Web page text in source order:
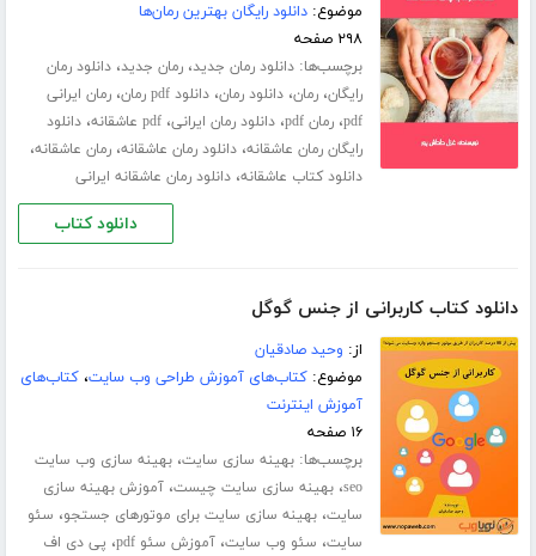
موضوع:دانلود رایگان بهترین رمان‌ها
۲۹۸ صفحه
برچسب‌ها:دانلود رمان جدید،رمان جدید،دانلود رمان
رایگان،رمان،دانلود رمان،دانلود pdf رمان ،رمان ایرانی
pdf،رمان pdf ،دانلود رمان ایرانی،pdf عاشقانه ،دانلود
رایگان رمان عاشقانه،دانلود رمان عاشقانه،رمان عاشقانه،
دانلود کتاب عاشقانه،دانلود رمان عاشقانه ایرانی
دانلود کتاب
دانلود کتاب کاربرانی از جنس گوگل
از: وحید صادقیان
موضوع:کتاب‌های آموزش طراحی وب سایت،کتاب‌های
آموزش اینترنت
۱۶ صفحه
برچسب‌ها:بهینه سازی سایت،بهینه سازی وب سایت
seo،بهینه سازی سایت چیست،آموزش بهینه سازی
سایت،بهینه سازی سایت برای موتورهای جستجو، سئو
سایت، سئو وب سایت،آموزش سئو pdf ، پی دی اف